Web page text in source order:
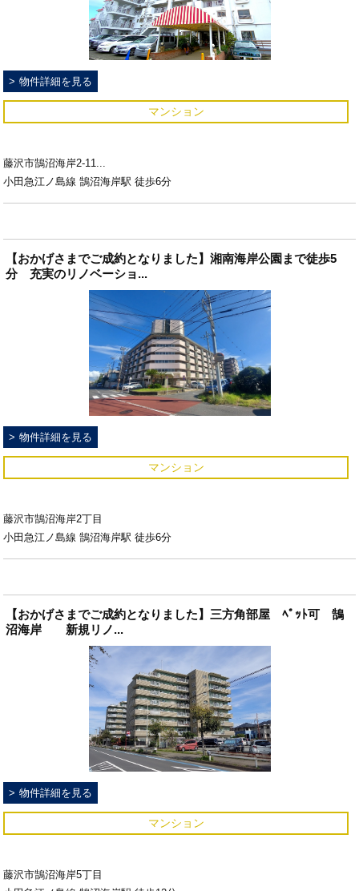
物件詳細を見る
マンション
藤沢市鵠沼海岸2-11...
小田急江ノ島線 鵠沼海岸駅 徒歩6分
【おかげさまでご成約となりました】湘南海岸公園まで徒歩5
分 充実のリノベーショ...
物件詳細を見る
マンション
藤沢市鵠沼海岸2丁目
小田急江ノ島線 鵠沼海岸駅 徒歩6分
【おかげさまでご成約となりました】三方角部屋 ﾍﾟｯﾄ可 鵠
沼海岸 新規リノ...
物件詳細を見る
マンション
藤沢市鵠沼海岸5丁目